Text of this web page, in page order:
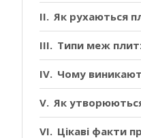
Як рухаються
Типи меж
Чому
Як
Цікаві факти